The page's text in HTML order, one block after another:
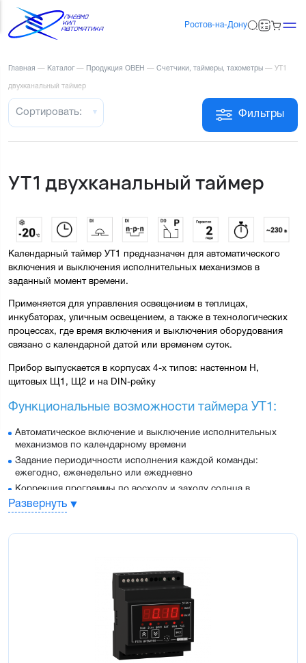
Ростов-на-Дону
Главная — Каталог — Продукция ОВЕН — Счетчики, таймеры, тахометры — УТ1
двухканальный таймер
Фильтры
Сортировать:
УТ1 двухканальный таймер
Календарный таймер УТ1 предназначен для автоматического
включения и выключения исполнительных механизмов в
заданный момент времени.
Применяется для управления освещением в теплицах,
инкубаторах, уличным освещением, а также в технологических
процессах, где время включения и выключения оборудования
связано с календарной датой или временем суток.
Прибор выпускается в корпусах 4-х типов: настенном Н,
щитовых Щ1, Щ2 и на DIN-рейку
Функциональные возможности таймера УТ1:
Автоматическое включение и выключение исполнительных
механизмов по календарному времени
Задание периодичности исполнения каждой команды:
ежегодно, еженедельно или ежедневно
Коррекция программы по восходу и заходу солнца в
зависимости от географической широты местности
(управление освещением, наружной рекламой и т.п.)
Энергонезависимая память для сохранения программы
управления при отключении питания
Защита параметров от несанкционированного доступа
Развернуть